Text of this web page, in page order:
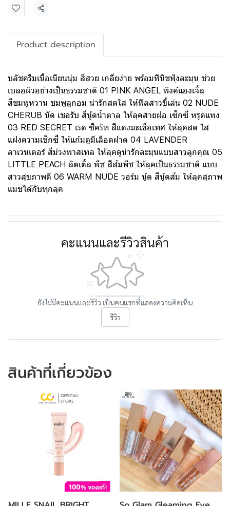
แชร์
Product description
บลัชครีมเนื้อเนียนนุ่ม สีสวย เกลี่ยง่าย พร้อมฟินิชฟุ้งละมุน ช่วย
เบลอผิวอย่างเป็นธรรมชาติ 01 PINK ANGEL พิงค์แองเจิ้ล
สีชมพูหวาน ชมพูลูกอม น่ารักสดใส ให้ฟิลสาวขี้เล่น 02 NUDE
CHERUB นัด เชอรับ สีนู้ดน้ำตาล ให้ลุคสายฝอ เซ็กซี หรูดแพง
03 RED SECRET เรด ซีคริท สีแดงมะเขือเทศ ให้ลุคสด ใส
แฝงความเช็กซี่ ให้แก้มดูมีเลือดฝาด 04 LAVENDER
ลาเวนเดอร์ สีม่วงพาสเทล ให้ลุคดูน่ารักละมุนแบบสาวลูกคุณ 05
LITTLE PEACH ลิตเติ้ล พืช สีส้มพีช ให้ลุคเป็นธรรมชาติ แบบ
สาวสุขภาพดี 06 WARM NUDE วอร์ม นู้ด สีนู้ดส้ม ให้ลุคสุภาพ
แมชได้กับทุกลุค
คะแนนและรีวิวสินค้า
ยังไม่มีคะแนนและรีวิว เป็นคนแรกที่แสดงความคิดเห็น
รีวิว
สินค้าที่เกี่ยวข้อง